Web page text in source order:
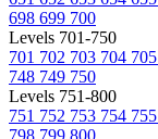
698 699 700
Levels 701-750
701 702 703 704 705
748 749 750
Levels 751-800
751 752 753 754 755
798 799 800